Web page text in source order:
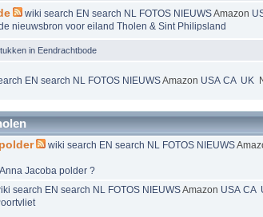
wiki search EN search NL FOTOS NIEUWSAmazon
nieuwsbron voor eiland Tholen & Sint Philipsland
in Eendrachtbode
EN search NL FOTOS NIEUWSAmazon USA CA UK
wiki search EN search NL FOTOS NIEUWS
Jacoba polder ?
search EN search NL FOTOS NIEUWSAmazon USA CA